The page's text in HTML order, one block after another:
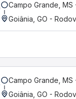
Campo Grande, MS
Goiânia, GO -
Campo Grande, MS
Goiânia, GO -